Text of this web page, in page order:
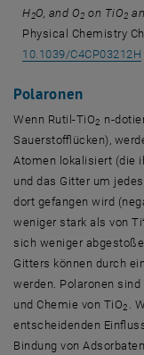
H2O, and O2 on TiO2
Physical Chemistry
10.1039/C4CP03212H
Polaronen
Wenn Rutil-TiO2 n-
Sauerstofflücken),
Atomen lokalisiert (die
und das Gitter um
dort gefangen wird
weniger stark als von Ti
sich weniger
Gitters können durch
werden. Polaronen
und Chemie von TiO2
.
entscheidenden
Bindung von